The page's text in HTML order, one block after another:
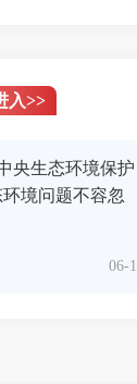
入>>
央生态环境保护
境问题不容忽
06-